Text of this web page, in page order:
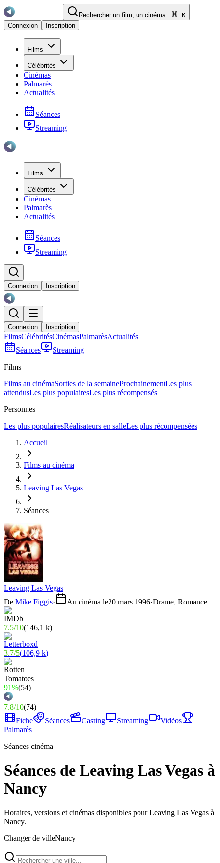
Rechercher un film, un cinéma...
K
Connexion
Inscription
Films
Célébrités
Cinémas
Palmarès
Actualités
Séances
Streaming
Films
Célébrités
Cinémas
Palmarès
Actualités
Séances
Streaming
Connexion Inscription
Connexion Inscription
FilmsCélébritésCinémasPalmarèsActualités
Séances
Streaming
Films
Films au cinémaSorties de la semaineProchainementLes plus
attendusLes plus populairesLes plus récompensés
Personnes
Les plus populairesRéalisateurs en salleLes plus récompensées
Accueil
Films au cinéma
Leaving Las Vegas
Séances
Leaving Las Vegas
De Mike Figgis· Au cinéma le20 mars 1996·Drame, Romance
7.5/10(146,1 k)
3.7/5(106,9 k)
91%(54)
7.8/10(74)
Fiche
Séances Casting Streaming
Vidéos
Palmarès
Séances cinéma
Séances de Leaving Las Vegas à
Nancy
Horaires, versions et cinémas disponibles pour Leaving Las Vegas à
Nancy.
Changer de villeNancy